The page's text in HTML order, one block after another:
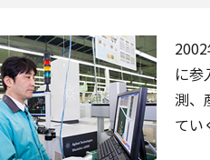
に参
測、
てい